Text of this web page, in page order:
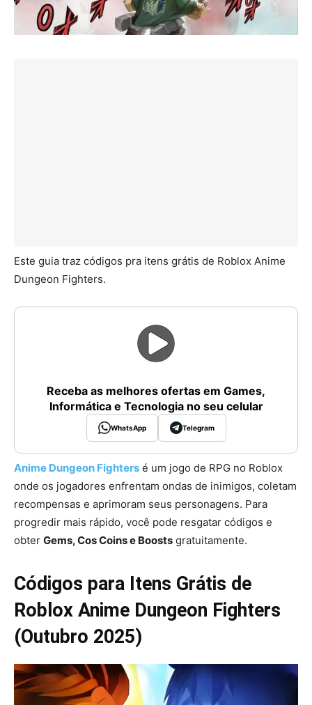
Este guia traz códigos pra itens grátis de Roblox Anime
Dungeon Fighters.
Receba as melhores ofertas em Games,
Informática e Tecnologia no seu celular
WhatsApp Telegram
Anime Dungeon Fighters é um jogo de RPG no Roblox
onde os jogadores enfrentam ondas de inimigos, coletam
recompensas e aprimoram seus personagens. Para
progredir mais rápido, você pode resgatar códigos e
obter Gems, Cos Coins e Boosts gratuitamente.
Códigos para Itens Grátis de
Roblox Anime Dungeon Fighters
(Outubro 2025)